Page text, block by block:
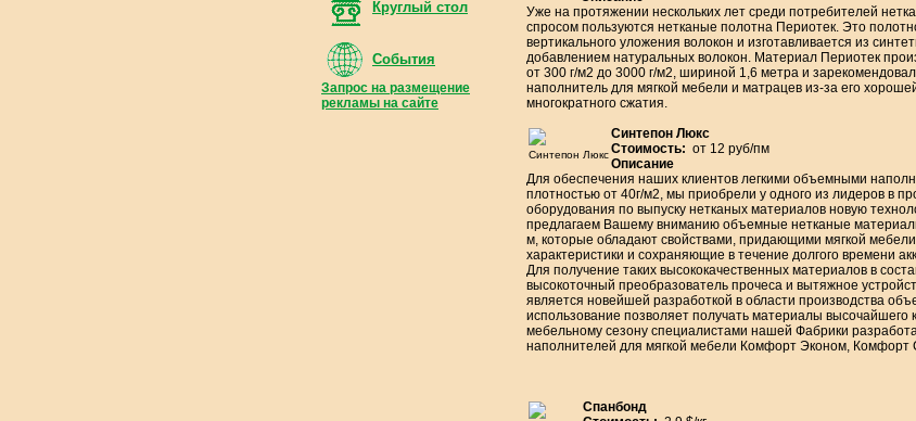
Круглый стол
События
Запрос на размещение
рекламы на сайте
Уже на протяжении нескольких лет среди потребителей
спросом пользуются нетканые полотна Периотек. Это
вертикального уложения волокон и изготавливается из
добавлением натуральных волокон. Материал Периотек
от 300 г/м2 до 3000 г/м2, шириной 1,6 метра и
наполнитель для мягкой мебели и матрацев из-за его
многократного сжатия.
Синтепон Люкс
Синтепон Люкс
Стоимость: от 12 руб/пм
Описание
Для обеспечения наших клиентов легкими объемными
плотностью от 40г/м2, мы приобрели у одного из лидеров в
оборудования по выпуску нетканых материалов новую
предлагаем Вашему вниманию объемные нетканые
м, которые обладают свойствами, придающими мягкой
характеристики и сохраняющие в течение долгого времени
Для получение таких высококачественных материалов в
высокоточный преобразователь прочеса и вытяжное
является новейшей разработкой в области производства
использование позволяет получать материалы высочайшего
мебельному сезону специалистами нашей Фабрики
наполнителей для мягкой мебели Комфорт Эконом, Комфорт
Спанбонд